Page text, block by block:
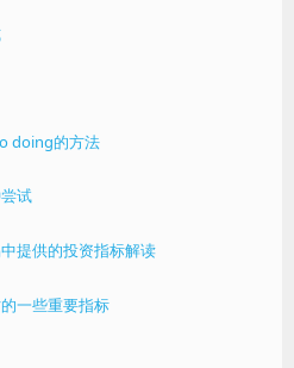
doing的方法
试
提供的投资指标解读
一些重要指标